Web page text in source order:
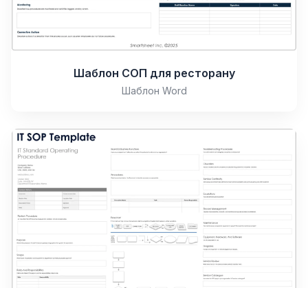
Шаблон СОП для ресторану
Шаблон Word